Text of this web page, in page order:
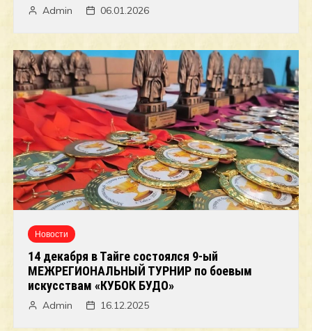
Admin 06.01.2026
Новости
14 декабря в Тайге состоялся 9-ый
МЕЖРЕГИОНАЛЬНЫЙ ТУРНИР по боевым
искусствам «КУБОК БУДО»
Admin 16.12.2025